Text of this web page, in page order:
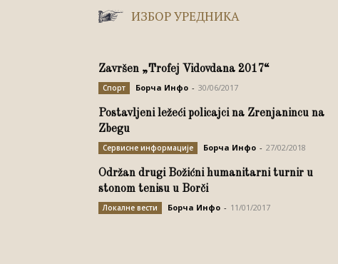
ИЗБОР УРЕДНИКА
Završen „Trofej Vidovdana 2017“
Спорт Борча Инфо - 30/06/2017
Postavljeni ležeći policajci na Zrenjanincu na
Zbegu
Сервисне информације Борча Инфо - 27/02/2018
Održan drugi Božićni humanitarni turnir u
stonom tenisu u Borči
Локалне вести Борча Инфо - 11/01/2017